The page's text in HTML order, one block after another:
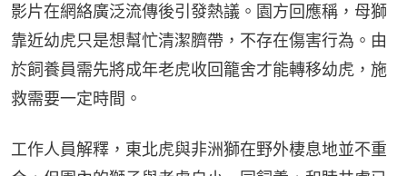
影片在網絡廣泛流傳後引發熱議。園方回應稱，母獅
靠近幼虎只是想幫忙清潔臍帶，不存在傷害行為。由
於飼養員需先將成年老虎收回籠舍才能轉移幼虎，施
救需要一定時間。
工作人員解釋，東北虎與非洲獅在野外棲息地並不重